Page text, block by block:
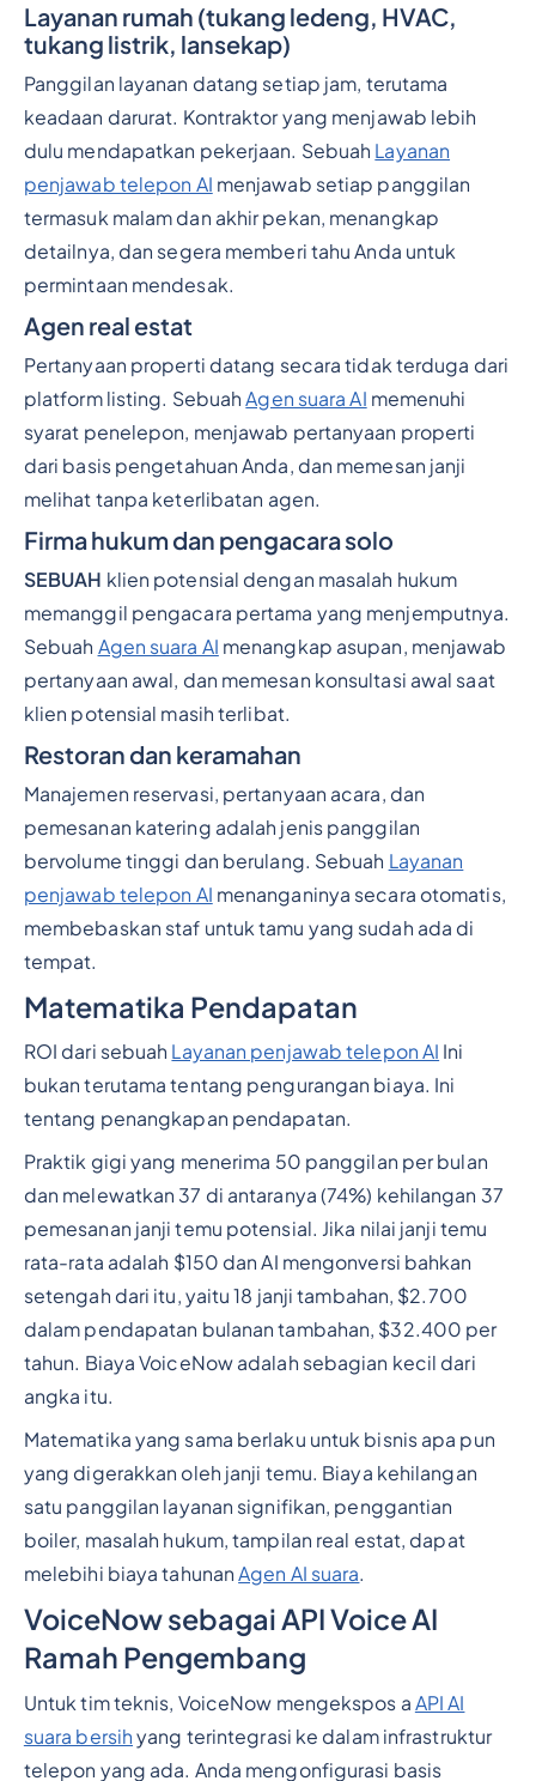
Layanan rumah (tukang ledeng, HVAC,
tukang listrik, lansekap)
Panggilan layanan datang setiap jam, terutama
keadaan darurat. Kontraktor yang menjawab lebih
dulu mendapatkan pekerjaan. Sebuah Layanan
penjawab telepon AI menjawab setiap panggilan
termasuk malam dan akhir pekan, menangkap
detailnya, dan segera memberi tahu Anda untuk
permintaan mendesak.
Agen real estat
Pertanyaan properti datang secara tidak terduga dari
platform listing. SebuahAgen suara AI memenuhi
syarat penelepon, menjawab pertanyaan properti
dari basis pengetahuan Anda, dan memesan janji
melihat tanpa keterlibatan agen.
Firma hukum dan pengacara solo
SEBUAH klien potensial dengan masalah hukum
memanggil pengacara pertama yang menjemputnya.
Sebuah Agen suara AI menangkap asupan, menjawab
pertanyaan awal, dan memesan konsultasi awal saat
klien potensial masih terlibat.
Restoran dan keramahan
Manajemen reservasi, pertanyaan acara, dan
pemesanan katering adalah jenis panggilan
bervolume tinggi dan berulang. Sebuah Layanan
penjawab telepon AI menanganinya secara otomatis,
membebaskan staf untuk tamu yang sudah ada di
tempat.
Matematika Pendapatan
ROI dari sebuah Layanan penjawab telepon AI Ini
bukan terutama tentang pengurangan biaya. Ini
tentang penangkapan pendapatan.
Praktik gigi yang menerima 50 panggilan per bulan
dan melewatkan 37 di antaranya (74%) kehilangan 37
pemesanan janji temu potensial. Jika nilai janji temu
rata-rata adalah $150 dan AI mengonversi bahkan
setengah dari itu, yaitu 18 janji tambahan, $2.700
dalam pendapatan bulanan tambahan, $32.400 per
tahun. Biaya VoiceNow adalah sebagian kecil dari
angka itu.
Matematika yang sama berlaku untuk bisnis apa pun
yang digerakkan oleh janji temu. Biaya kehilangan
satu panggilan layanan signifikan, penggantian
boiler, masalah hukum, tampilan real estat, dapat
melebihi biaya tahunanAgen AI suara.
VoiceNow sebagai API Voice AI
Ramah Pengembang
Untuk tim teknis, VoiceNow mengekspos a API AI
suara bersih yang terintegrasi ke dalam infrastruktur
telepon yang ada. Anda mengonfigurasi basis